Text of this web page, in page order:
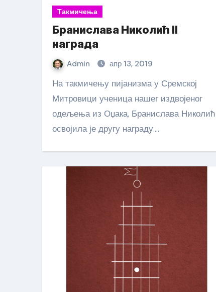
Такмичења
Бранислава Николић II
награда
Admin апр 13, 2019
На такмичењу пијанизма у Сремској
Митровици ученица нашег издвојеног
одељења из Оџака, Бранислава Николић
освојила је другу награду.…